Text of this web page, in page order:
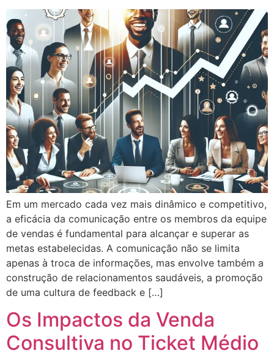
Em um mercado cada vez mais dinâmico e competitivo,
a eficácia da comunicação entre os membros da equipe
de vendas é fundamental para alcançar e superar as
metas estabelecidas. A comunicação não se limita
apenas à troca de informações, mas envolve também a
construção de relacionamentos saudáveis, a promoção
de uma cultura de feedback e […]
Os Impactos da Venda
Consultiva no Ticket Médio